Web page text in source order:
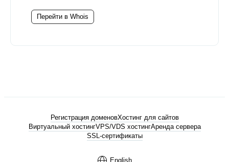
Перейти в Whois
English
Регистрация доменовХостинг для сайтов
Виртуальный хостингVPS/VDS хостингАренда сервера
SSL-сертификаты